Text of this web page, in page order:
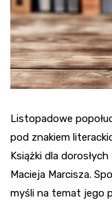
Listopadowe
pod znakiem
Książki dla
Macieja Marcisza.
myśli na temat jego